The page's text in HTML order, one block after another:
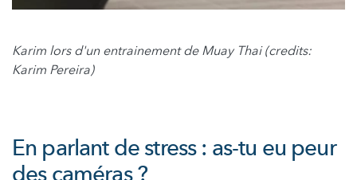
Karim lors d'un entrainement de Muay Thai (credits:
Karim Pereira)
En parlant de stress : as-tu eu peur